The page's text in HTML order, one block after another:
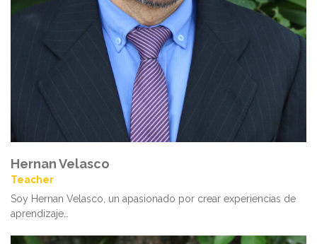
Hernan Velasco
Teacher
Soy Hernan Velasco, un apasionado por crear experiencias de
aprendizaje…